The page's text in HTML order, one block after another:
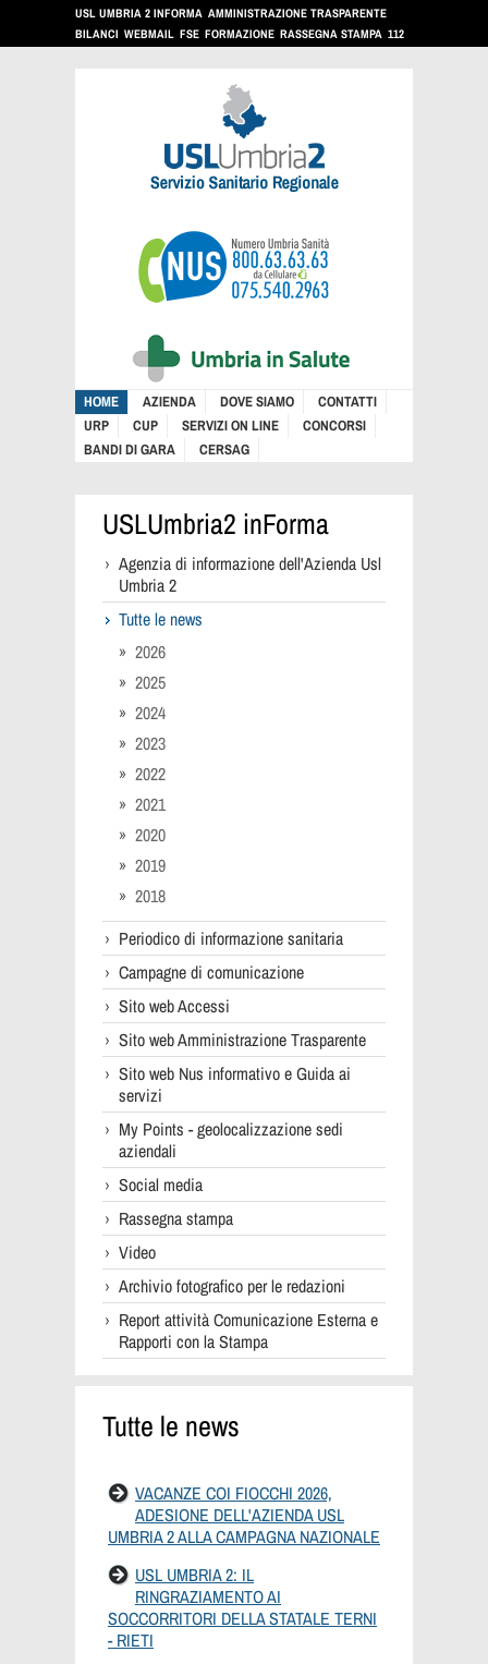
USL UMBRIA 2 INFORMA AMMINISTRAZIONE TRASPARENTE
BILANCI WEBMAIL FSE FORMAZIONE RASSEGNA STAMPA 112
HOME AZIENDA DOVE SIAMO
CONTATTI
URP
CUP SERVIZI ON LINE
CONCORSI
BANDI DI GARA
CERSAG
USLUmbria2 inForma
Agenzia di informazione dell'Azienda Usl
Umbria 2
Tutte le news
2026
2025
2024
2023
2022
2021
2020
2019
2018
Periodico di informazione sanitaria
Campagne di comunicazione
Sito web Accessi
Sito web Amministrazione Trasparente
Sito web Nus informativo e Guida ai
servizi
My Points - geolocalizzazione sedi
aziendali
Social media
Rassegna stampa
Video
Archivio fotografico per le redazioni
Report attività Comunicazione Esterna e
Rapporti con la Stampa
Tutte le news
VACANZE COI FIOCCHI 2026,
ADESIONE DELL'AZIENDA USL
UMBRIA 2 ALLA CAMPAGNA NAZIONALE
USL UMBRIA 2: IL
RINGRAZIAMENTO AI
SOCCORRITORI DELLA STATALE TERNI
- RIETI